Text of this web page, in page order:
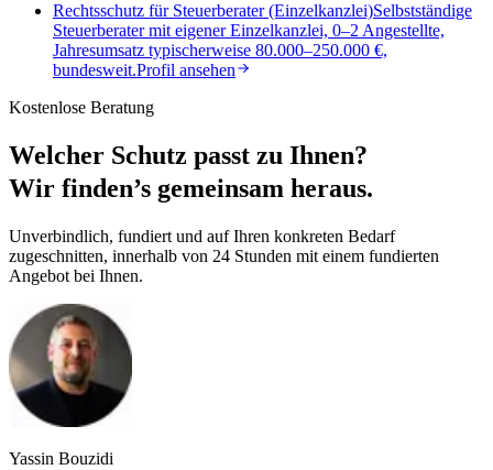
Rechtsschutz für Steuerberater (Einzelkanzlei)Selbstständige
Steuerberater mit eigener Einzelkanzlei, 0–2 Angestellte,
Jahresumsatz typischerweise 80.000–250.000 €,
bundesweit.Profil ansehen
Kostenlose Beratung
Welcher Schutz passt zu Ihnen?
Wir finden’s gemeinsam heraus.
Unverbindlich, fundiert und auf Ihren konkreten Bedarf
zugeschnitten, innerhalb von 24 Stunden mit einem fundierten
Angebot bei Ihnen.
Yassin Bouzidi